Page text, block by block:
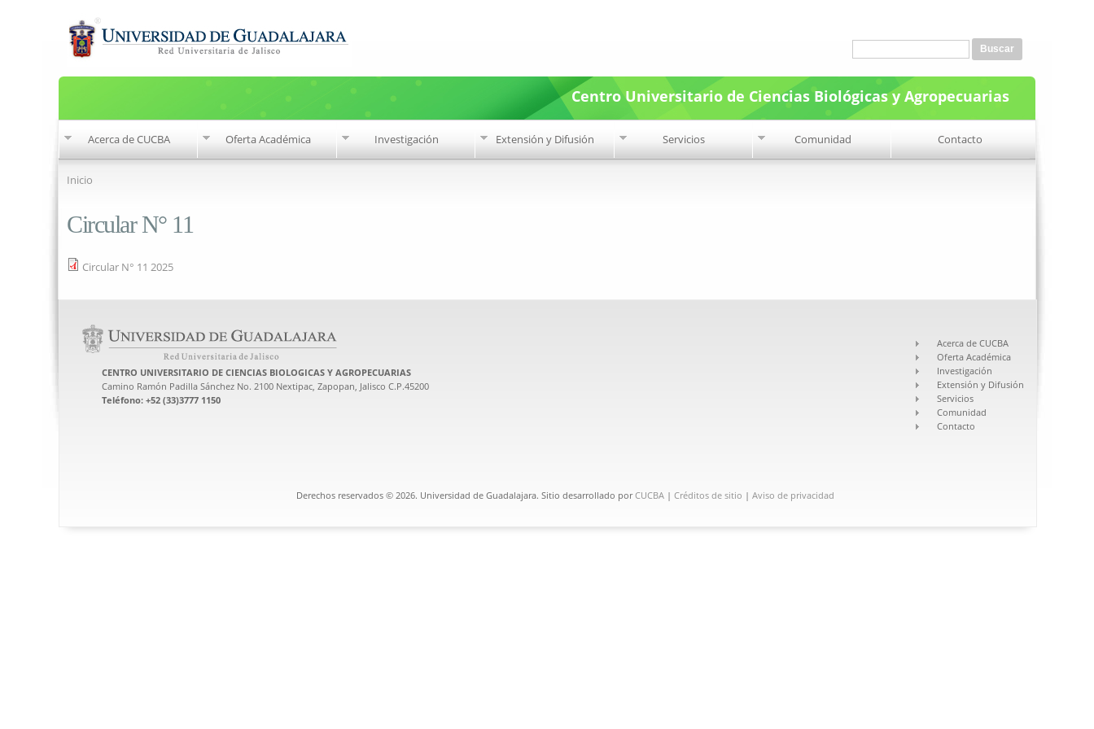
Centro Universitario de Ciencias Biológicas y Agropecuarias
Acerca de CUCBA Oferta Académica Investigación Extensión y Difusión Servicios Comunidad Contacto
Inicio
Circular N° 11
Circular N° 11 2025
CENTRO UNIVERSITARIO DE CIENCIAS BIOLOGICAS Y AGROPECUARIAS
Camino Ramón Padilla Sánchez No. 2100 Nextipac, Zapopan, Jalisco C.P.45200
Teléfono: +52 (33)3777 1150
Acerca de CUCBA
Oferta Académica
Investigación
Extensión y Difusión
Servicios
Comunidad
Contacto
Derechos reservados © 2026. Universidad de Guadalajara. Sitio desarrollado porCUCBA| Créditos de sitio | Aviso de privacidad